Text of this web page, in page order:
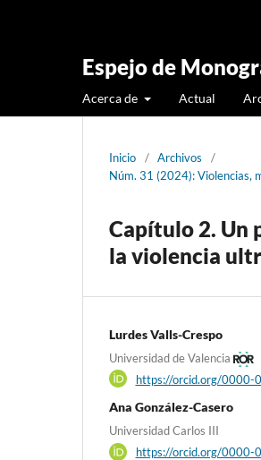
Espejo de
Acerca de Actual
Inicio / Archivos
/
Núm. 31 (2024): Violencias,
Capítulo 2. Un
la violencia
Lurdes Valls-Crespo
Universidad de Valencia
https://orcid.org/
Ana González-Casero
Universidad Carlos III
https://orcid.org/